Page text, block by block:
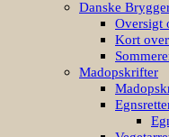
Danske
Oversigt
Kort
Madopskrifter